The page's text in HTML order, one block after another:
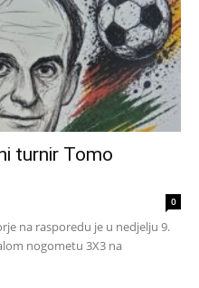
turnir Tomo
0
na rasporedu je u nedjelju 9.
nogometu 3X3 na